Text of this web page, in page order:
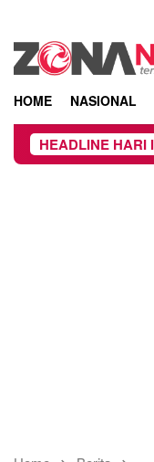
HOME NASIONAL
HEADLINE HARI